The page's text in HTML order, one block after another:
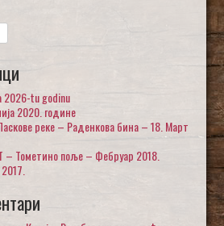
2026-tu godinu
2020. године
реке – Раденкова бина – 18. Март
– Тометино поље – Фебруар 2018.